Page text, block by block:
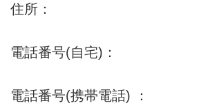
住所：
電話番号(自宅)：
電話番号(携帯電話) ：